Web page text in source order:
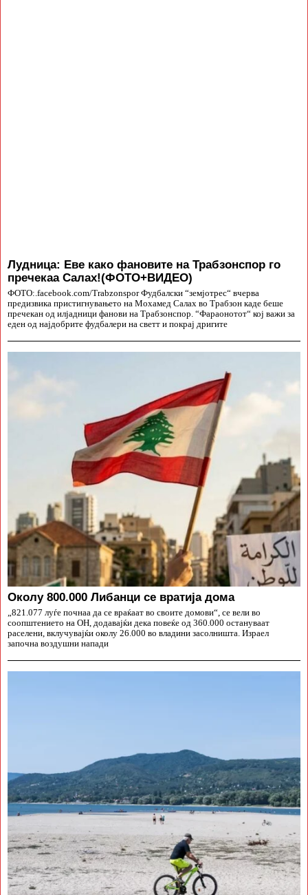
Лудница: Еве како фановите на Трабзонспор го
пречекаа Салах!(ФОТО+ВИДЕО)
ФОТО:.facebook.com/Trabzonspor Фудбалски “земјотрес“ вчерва
предизвика пристигнувањето на Мохамед Салах во Трабзон каде беше
пречекан од илјадници фанови на Трабзонспор. “Фараонотот“ кој важи за
еден од најдобрите фудбалери на светт и покрај дригите
Околу 800.000 Либанци се вратија дома
„821.077 луѓе почнаа да се враќаат во своите домови“, се вели во
соопштението на ОН, додавајќи дека повеќе од 360.000 остануваат
раселени, вклучувајќи околу 26.000 во владини засолништа. Израел
започна воздушни напади